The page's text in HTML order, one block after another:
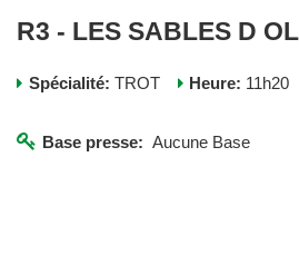
Spécialité: TROT Heure: 11h20
Base presse: Aucune Base